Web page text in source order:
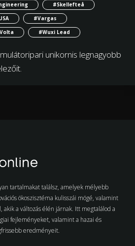
#Skellefteå
#Vargas
#Wuxi Lead
unikornis legnagyobb
tartalmakat találsz, amelyek mélyebb
ökoszisztéma kulisszái mögé, valamint
a változás élén járnak. Itt megtalálod a
fejleményeket, valamint a hazai és
eredményeit.